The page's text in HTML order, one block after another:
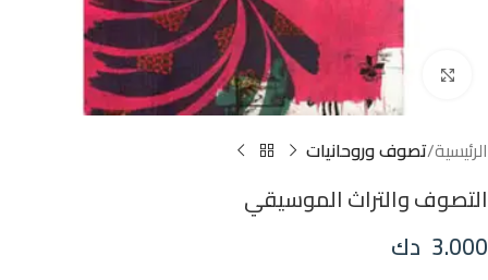
Click to enlarge
الرئيسية تصوف وروحانيات
التصوف والتراث الموسيقي
3.000 دك